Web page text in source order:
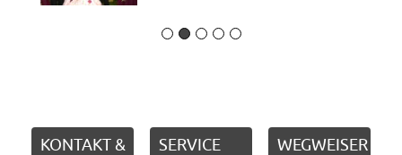
KONTAKT & SERVICE WEGWEISER